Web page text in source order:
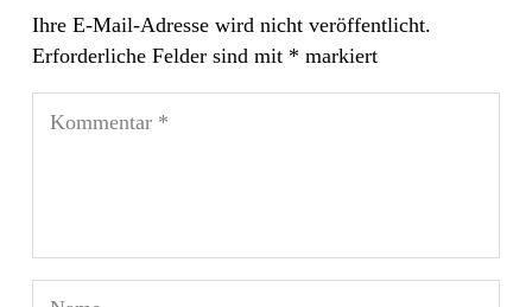
Ihre E-Mail-Adresse wird nicht veröffentlicht.
Erforderliche Felder sind mit * markiert